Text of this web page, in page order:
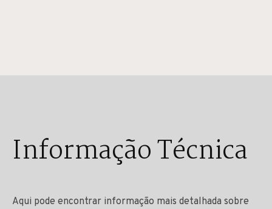
Informação Técnica
Aqui pode encontrar informação mais detalhada sobre